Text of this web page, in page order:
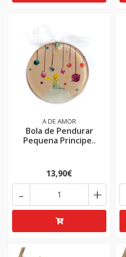
A DE AMOR
Bola de Pendurar
Pequena Principe..
13,90€
+
-